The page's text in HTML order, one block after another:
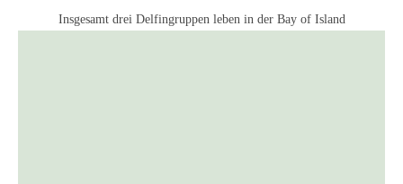
Insgesamt drei Delfingruppen leben in der Bay of Island